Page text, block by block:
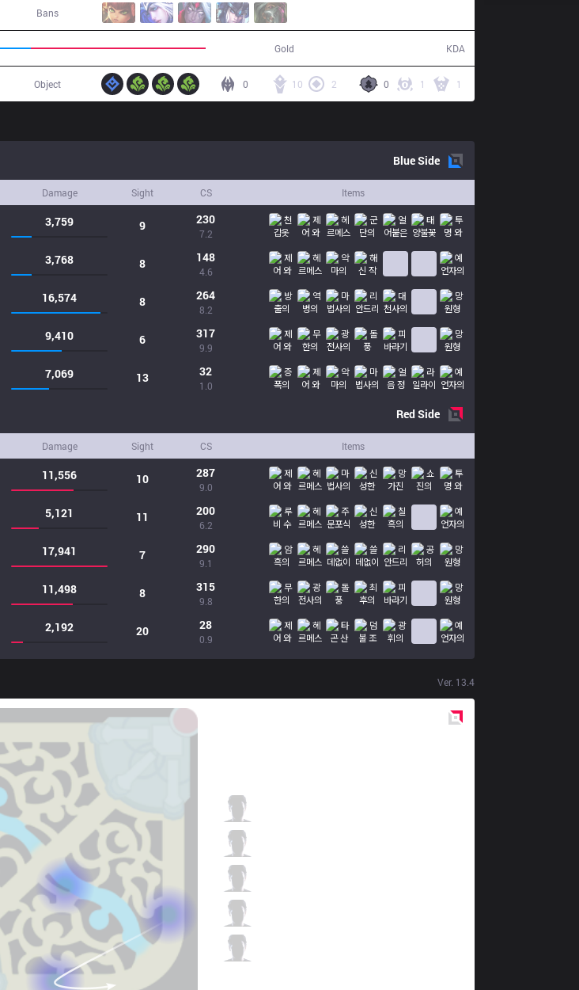
Bans
Gold KDA
0 1 1
10 2
0
Object
BlueSide
Damage Sight CS Items
3,759 9 230
7.2
3,768 8 148
4.6
16,574 8 264
8.2
9,410 6 317
9.9
7,069 13 32
1.0
RedSide
Damage Sight CS Items
11,556 10 287
9.0
5,121 11 200
6.2
17,941 7 290
9.1
11,498 8 315
9.8
2,192 20 28
0.9
Ver. 13.4